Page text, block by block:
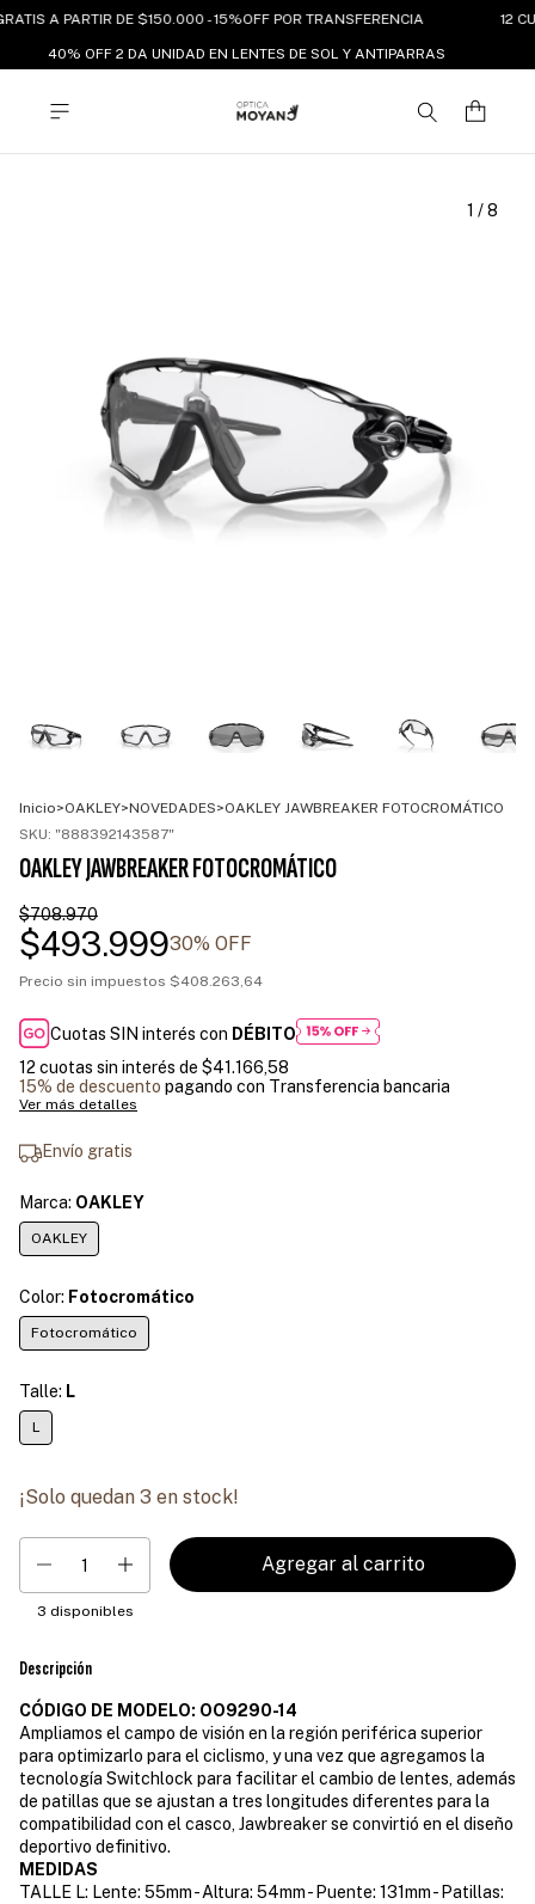
A PARTIR DE $150.000 - 15%OFF POR TRANSFERENCIA 12
40% OFF 2 DA UNIDAD EN LENTES DE SOL Y ANTIPARRAS
1 /8
Inicio>OAKLEY>NOVEDADES>OAKLEY JAWBREAKER FOTOCROMÁTICO
SKU: "888392143587"
OAKLEY JAWBREAKER FOTOCROMÁTICO
$708.970
$493.99930% OFF
Precio sin impuestos $408.263,64
Cuotas SIN interés con DÉBITO
12 cuotas sin interés de $41.166,58
15% de descuento pagando con Transferencia bancaria
Ver más detalles
Envío gratis
Marca: OAKLEY
OAKLEY
Color: Fotocromático
Fotocromático
Talle: L
L
¡Solo quedan 3 en stock!
3 disponibles
Descripción
CÓDIGO DE MODELO: OO9290-14
Ampliamos el campo de visión en la región periférica superior
para optimizarlo para el ciclismo, y una vez que agregamos la
tecnología Switchlock para facilitar el cambio de lentes, además
de patillas que se ajustan a tres longitudes diferentes para la
compatibilidad con el casco, Jawbreaker se convirtió en el diseño
deportivo definitivo.
MEDIDAS
TALLE L: Lente: 55mm - Altura: 54mm - Puente: 131mm - Patillas: